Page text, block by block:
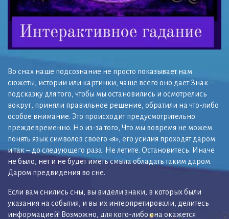
Во снах наше подсознание не просто показывает нам
сюжеты, истории или картинки, чаще всего оно дает Знак –
подсказку для того, чтобы мы остановились и осмотрелись
вокруг, приняли правильное решение, обратили на что-либо
особое внимание. Это происходит предусмотрительно
преждевременно. Но из-за того, Что мы вовремя не можем
понять язык символов своего «я», его усилия проходят даром.
и так – до следующего раза. Не летите. Остановитесь. Иначе
не было, нет и не будет иметь смыла обладать таким даром.
Даром предвидения во сне.
Если вам снились сны, вы видели знаки, в которых были
указания на события, и вы их интерпретировали, делитесь
информацией! Возможно, для кого-либо она окажется